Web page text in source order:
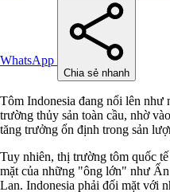
WhatsApp
Chia sẻ nhanh
Tôm Indonesia đang nổi lên như
trường thủy sản toàn cầu, nhờ
tăng trưởng ổn định trong sản
Tuy nhiên, thị trường tôm quốc
mặt của những "ông lớn" như
Lan. Indonesia phải đối mặt với